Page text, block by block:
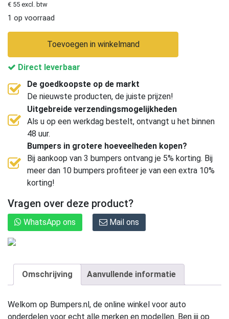
€ 55 excl. btw
1 op voorraad
Toevoegen in winkelmand
Direct leverbaar
De goedkoopste op de markt
De nieuwste producten, de juiste prijzen!
Uitgebreide verzendingsmogelijkheden
Als u op een werkdag bestelt, ontvangt u het binnen
48 uur.
Bumpers in grotere hoeveelheden kopen?
Bij aankoop van 3 bumpers ontvang je 5% korting. Bij
meer dan 10 bumpers profiteer je van een extra 10%
korting!
Vragen over deze product?
WhatsApp ons Mail ons
Omschrijving Aanvullende informatie
Welkom op Bumpers.nl, de online winkel voor auto
onderdelen voor echt alle merken en modellen. Ben jij op